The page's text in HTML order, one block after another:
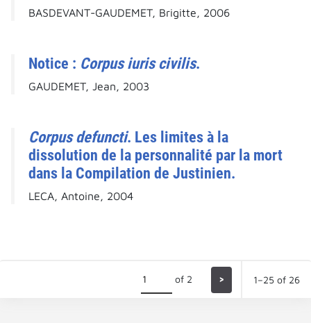
BASDEVANT-GAUDEMET, Brigitte, 2006
Notice : Corpus iuris civilis.
GAUDEMET, Jean, 2003
Corpus defuncti. Les limites à la
dissolution de la personnalité par la mort
dans la Compilation de Justinien.
LECA, Antoine, 2004
of 2 > 1–25 of 26